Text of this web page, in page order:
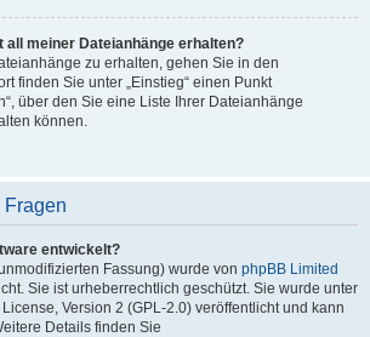
all meiner Dateianhänge erhalten?
zu erhalten, gehen Sie in den
finden Sie unter „Einstieg“ einen Punkt
über den Sie eine Liste Ihrer Dateianhänge
können.
Fragen
entwickelt?
Fassung) wurde von phpBB Limited
Sie ist urheberrechtlich geschützt. Sie wurde unter
Version 2 (GPL-2.0) veröffentlicht und kann
Details finden Sie